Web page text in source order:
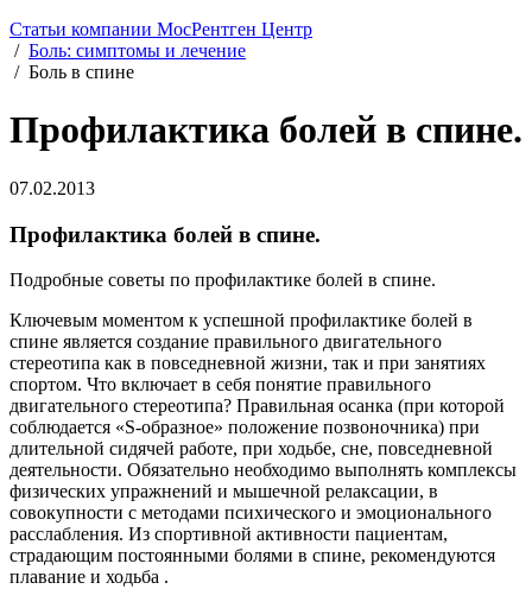
Статьи компании МосРентген Центр
/ Боль: симптомы и лечение
/ Боль в спине
Профилактика болей в спине.
07.02.2013
Профилактика болей в спине.
Подробные советы по профилактике болей в спине.
Ключевым моментом к успешной профилактике болей в
спине является создание правильного двигательного
стереотипа как в повседневной жизни, так и при занятиях
спортом. Что включает в себя понятие правильного
двигательного стереотипа? Правильная осанка (при которой
соблюдается «S-образное» положение позвоночника) при
длительной сидячей работе, при ходьбе, сне, повседневной
деятельности. Обязательно необходимо выполнять комплексы
физических упражнений и мышечной релаксации, в
совокупности с методами психического и эмоционального
расслабления. Из спортивной активности пациентам,
страдающим постоянными болями в спине, рекомендуются
плавание и ходьба .